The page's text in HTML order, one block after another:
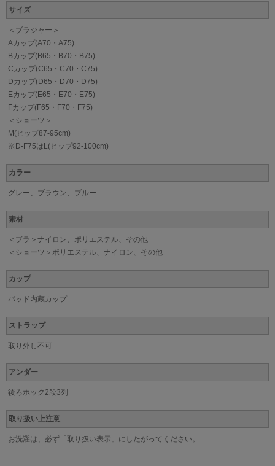
サイズ
＜ブラジャー＞
Aカップ(A70・A75)
Bカップ(B65・B70・B75)
Cカップ(C65・C70・C75)
Dカップ(D65・D70・D75)
Eカップ(E65・E70・E75)
Fカップ(F65・F70・F75)
＜ショーツ＞
M(ヒップ87-95cm)
※D-F75はL(ヒップ92-100cm)
カラー
グレー、ブラウン、ブルー
素材
＜ブラ＞ナイロン、ポリエステル、その他
＜ショーツ＞ポリエステル、ナイロン、その他
カップ
パッド内蔵カップ
ストラップ
取り外し不可
アンダー
後ろホック2段3列
取り扱い上注意
お洗濯は、必ず「取り扱い表示」にしたがってください。